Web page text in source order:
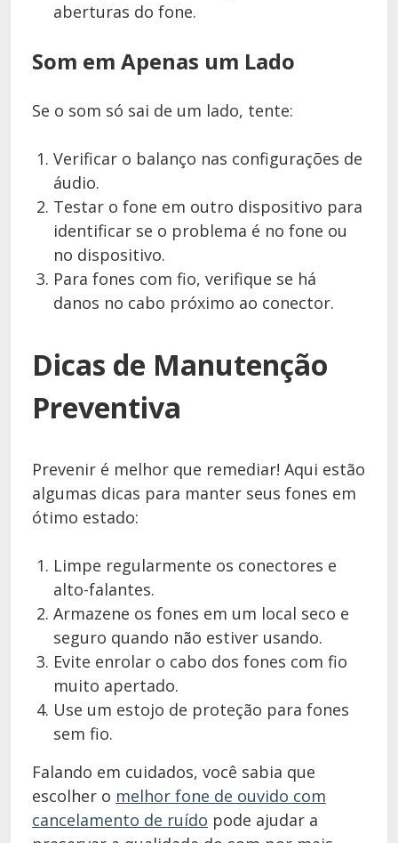
aberturas do fone.
Som em Apenas um Lado
Se o som só sai de um lado, tente:
Verificar o balanço nas configurações de
áudio.
Testar o fone em outro dispositivo para
identificar se o problema é no fone ou
no dispositivo.
Para fones com fio, verifique se há
danos no cabo próximo ao conector.
Dicas de Manutenção
Preventiva
Prevenir é melhor que remediar! Aqui estão
algumas dicas para manter seus fones em
ótimo estado:
Limpe regularmente os conectores e
alto-falantes.
Armazene os fones em um local seco e
seguro quando não estiver usando.
Evite enrolar o cabo dos fones com fio
muito apertado.
Use um estojo de proteção para fones
sem fio.
Falando em cuidados, você sabia que
escolher o melhor fone de ouvido com
cancelamento de ruído pode ajudar a